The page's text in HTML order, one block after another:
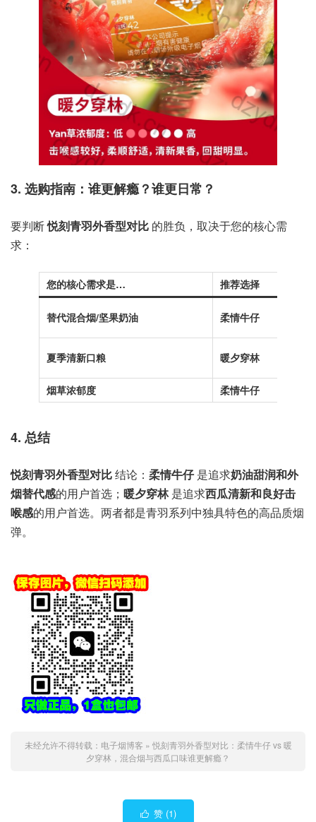
3. 选购指南：谁更解瘾？谁更日常？
要判断悦刻青羽外香型对比 的胜负，取决于您的核心需
求：
您的核心需求是… 推荐选择
替代混合烟/坚果奶油 柔情牛仔
夏季清新口粮 暖夕穿林
烟草浓郁度 柔情牛仔
4. 总结
悦刻青羽外香型对比结论： 柔情牛仔是追求奶油甜润和外
烟替代感的用户首选； 暖夕穿林是追求西瓜清新和良好击
喉感的用户首选。两者都是青羽系列中独具特色的高品质烟
弹。
未经允许不得转载： 电子烟博客 » 悦刻青羽外香型对比：柔情牛仔 vs 暖
夕穿林，混合烟与西瓜口味谁更解瘾？
 赞 (1)